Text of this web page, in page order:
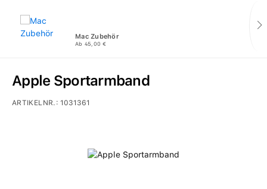
Mac Zubehör
Ab 45,00 €
Bildergalerie überspringen
Apple Sportarmband
ARTIKELNR.:1031361